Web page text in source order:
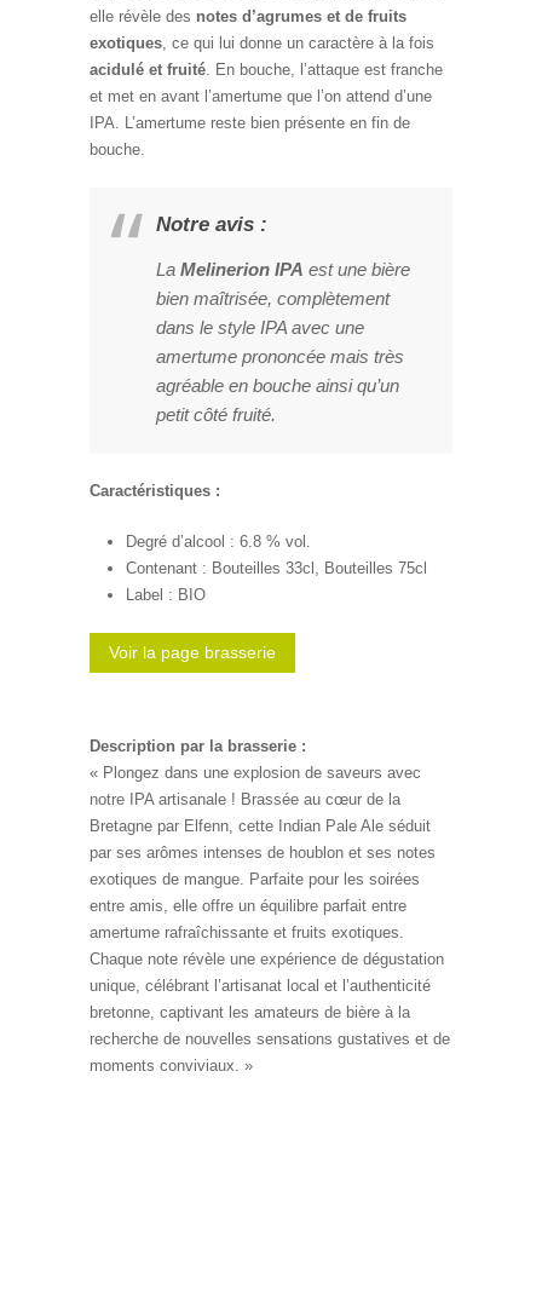
elle révèle des notes d’agrumes et de fruits
exotiques, ce qui lui donne un caractère à la fois
acidulé et fruité. En bouche, l’attaque est franche
et met en avant l’amertume que l’on attend d’une
IPA. L’amertume reste bien présente en fin de
bouche.
Notre avis :
La Melinerion IPA est une bière
bien maîtrisée, complètement
dans le style IPA avec une
amertume prononcée mais très
agréable en bouche ainsi qu’un
petit côté fruité.
Caractéristiques :
Degré d’alcool : 6.8 % vol.
Contenant : Bouteilles 33cl, Bouteilles 75cl
Label : BIO
Voir la page brasserie
Description par la brasserie :
« Plongez dans une explosion de saveurs avec
notre IPA artisanale ! Brassée au cœur de la
Bretagne par Elfenn, cette Indian Pale Ale séduit
par ses arômes intenses de houblon et ses notes
exotiques de mangue. Parfaite pour les soirées
entre amis, elle offre un équilibre parfait entre
amertume rafraîchissante et fruits exotiques.
Chaque note révèle une expérience de dégustation
unique, célébrant l’artisanat local et l’authenticité
bretonne, captivant les amateurs de bière à la
recherche de nouvelles sensations gustatives et de
moments conviviaux. »